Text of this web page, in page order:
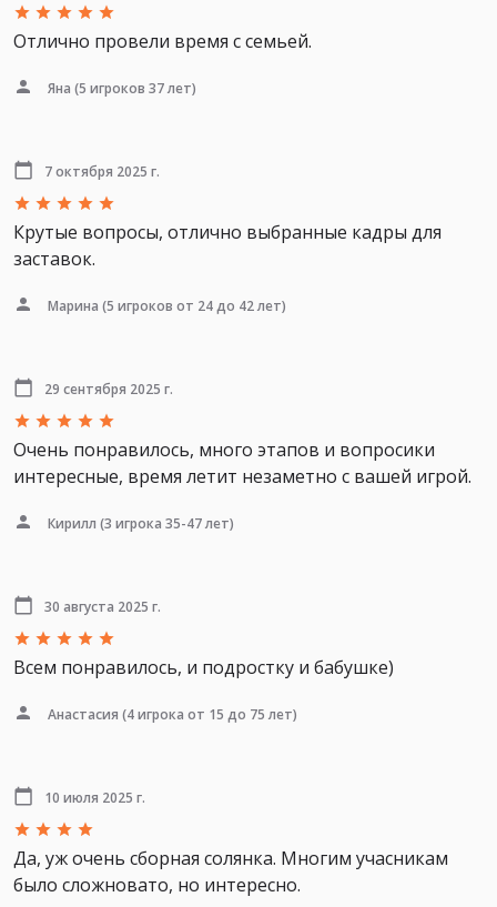
Отлично провели время с семьей.
Яна (5 игроков 37 лет)
7 октября 2025 г.
Крутые вопросы, отлично выбранные кадры для
заставок.
Марина (5 игроков от 24 до 42 лет)
29 сентября 2025 г.
Очень понравилось, много этапов и вопросики
интересные, время летит незаметно с вашей игрой.
Кирилл (3 игрока 35-47 лет)
30 августа 2025 г.
Всем понравилось, и подростку и бабушке)
Анастасия (4 игрока от 15 до 75 лет)
10 июля 2025 г.
Да, уж очень сборная солянка. Многим учасникам
было сложновато, но интересно.